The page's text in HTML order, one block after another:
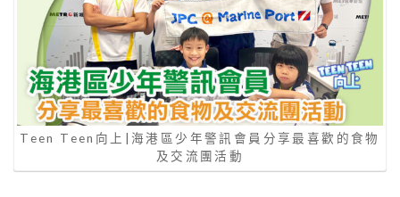
Teen Teen向上|海港區少年警訊會員分享最喜歡的食物
及交流團活動